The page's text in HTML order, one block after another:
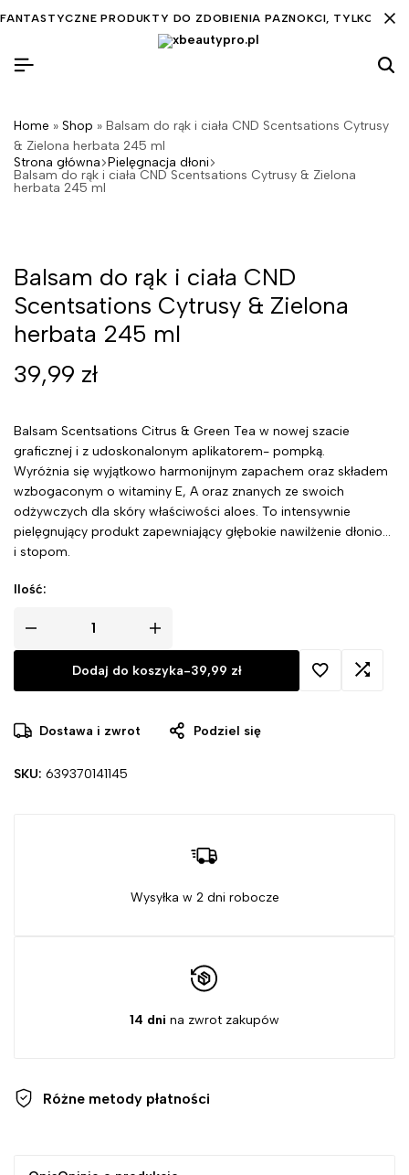
FANTASTYCZNE PRODUKTY DO ZDOBIENIA PAZNOKCI, TYLKO DLA
Home » Shop » Balsam do rąk i ciała CND Scentsations Cytrusy
& Zielona herbata 245 ml
Strona główna Pielęgnacja dłoni
Balsam do rąk i ciała CND Scentsations Cytrusy & Zielona
herbata 245 ml
Balsam do rąk i ciała CND
Scentsations Cytrusy & Zielona
herbata 245 ml
39,99 zł
Balsam Scentsations Citrus & Green Tea w nowej szacie
graficznej i z udoskonalonym aplikatorem- pompką.
Wyróżnia się wyjątkowo harmonijnym zapachem oraz składem
wzbogaconym o witaminy E, A oraz znanych ze swoich
odżywczych dla skóry właściwości aloes. To intensywnie
pielęgnujący produkt zapewniający głębokie nawilżenie dłoniom
i stopom.
Ilość:
Dodaj do koszyka-39,99 zł
Dostawa i zwrot Podziel się
SKU: 639370141145
Wysyłka w 2 dni robocze
14 dni na zwrot zakupów
Różne metody płatności